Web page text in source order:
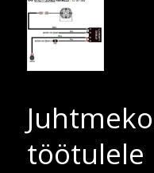
töötulele